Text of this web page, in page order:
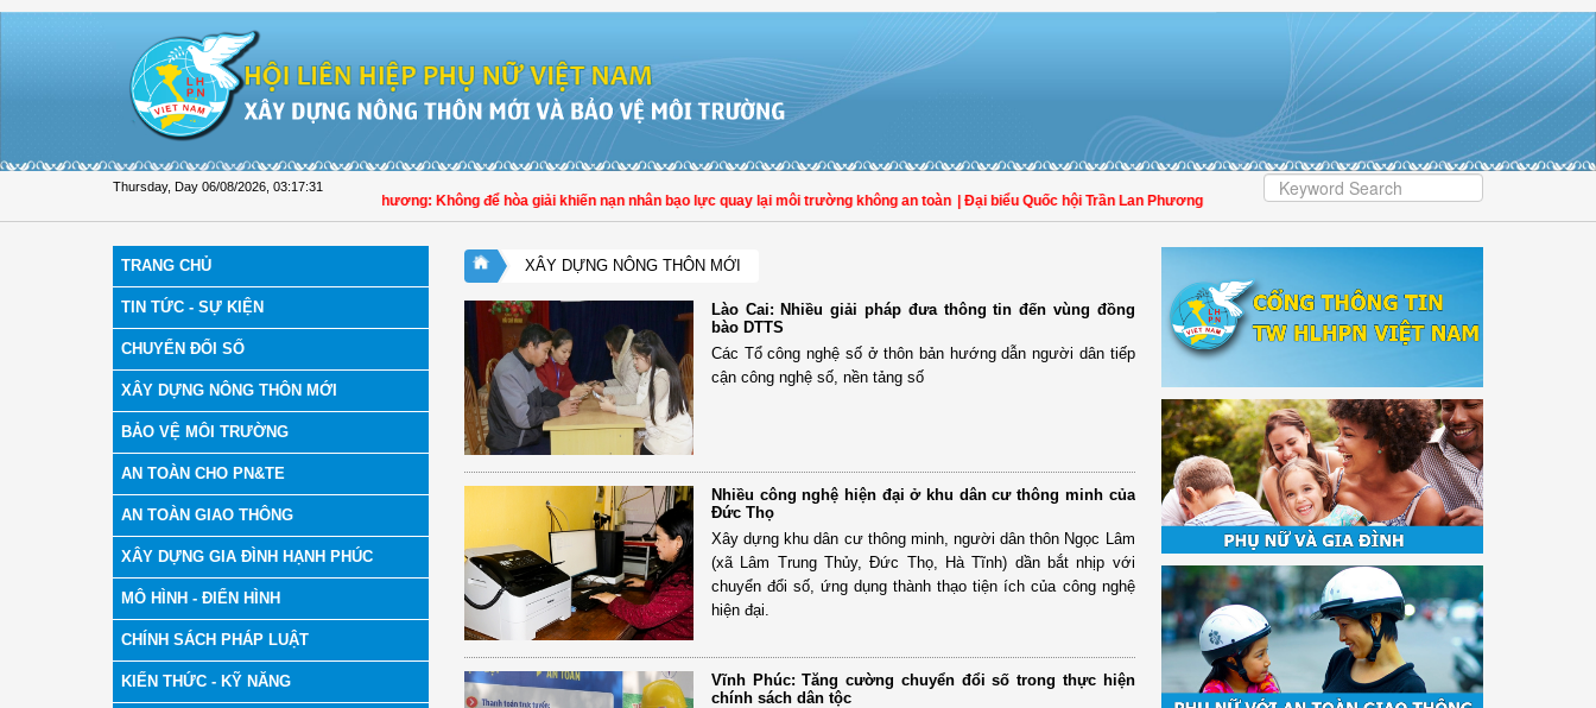
Thursday, Day 06/08/2026 03:17:32
Đại biểu Trần Lan Phương: Không để hòa giải khiến nạn nhân bạo lực quay lại môi trường không an toàn | Đại biểu Quốc hội Trần Lan Phương: Phổ biến pháp luật phải lấy người dân làm trung tâm, bảo
TRANG CHỦ
TIN TỨC - SỰ KIỆN
CHUYỂN ĐỔI SỐ
XÂY DỰNG NÔNG THÔN MỚI
BẢO VỆ MÔI TRƯỜNG
AN TOÀN CHO PN&TE
AN TOÀN GIAO THÔNG
XÂY DỰNG GIA ĐÌNH HẠNH PHÚC
MÔ HÌNH - ĐIỂN HÌNH
CHÍNH SÁCH PHÁP LUẬT
KIẾN THỨC - KỸ NĂNG
XÂY DỰNG NÔNG THÔN MỚI
Lào Cai: Nhiều giải pháp đưa thông tin đến vùng đồng
bào DTTS
Các Tổ công nghệ số ở thôn bản hướng dẫn người dân tiếp
cận công nghệ số, nền tảng số
Nhiều công nghệ hiện đại ở khu dân cư thông minh của
Đức Thọ
Xây dựng khu dân cư thông minh, người dân thôn Ngọc Lâm
(xã Lâm Trung Thủy, Đức Thọ, Hà Tĩnh) dần bắt nhịp với
chuyển đổi số, ứng dụng thành thạo tiện ích của công nghệ
hiện đại.
Vĩnh Phúc: Tăng cường chuyển đổi số trong thực hiện
chính sách dân tộc